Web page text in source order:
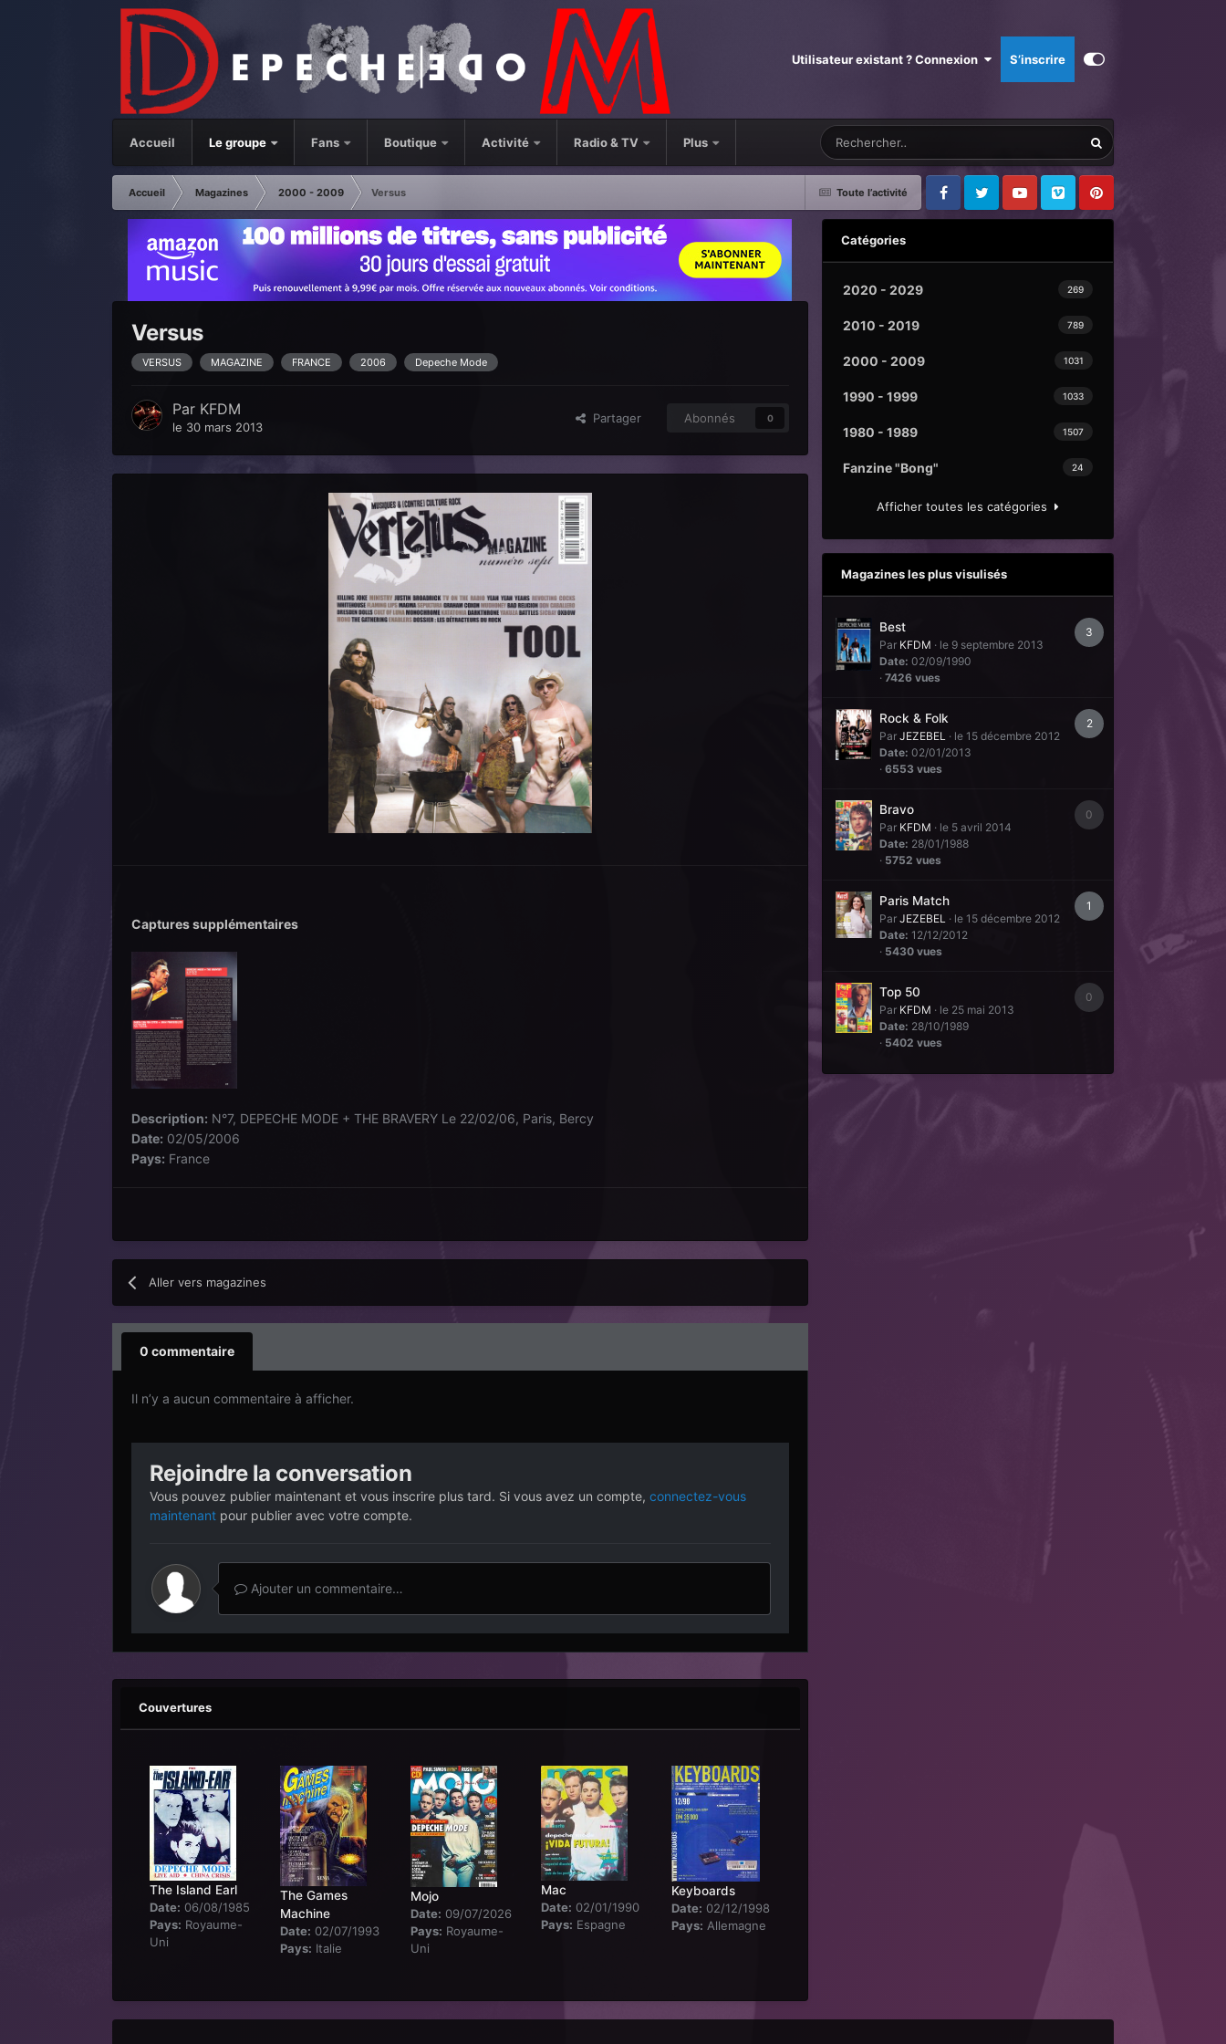
Utilisateur existant ? Connexion S’inscrire
Accueil Le groupe Fans Boutique Activité Radio & TV Plus
Toute l’activité
Accueil Magazines 2000 - 2009
Versus
FacebookTwitter Youtube Vimeo Pinterest
Versus
VERSUS MAGAZINE FRANCE 2006 Depeche Mode
Par KFDM
le 30 mars 2013
Partager Abonnés 0
Captures supplémentaires
Description: N°7, DEPECHE MODE + THE BRAVERY Le 22/02/06, Paris, Bercy
Date: 02/05/2006
Pays: France
Aller vers magazines
0 commentaire
Il n’y a aucun commentaire à afficher.
Rejoindre la conversation
Vous pouvez publier maintenant et vous inscrire plus tard. Si vous avez un compte, connectez-vous
maintenantpour publier avec votre compte.
Ajouter un commentaire…
Couvertures
The Island Earl
Date: 06/08/1985
Pays: Royaume-
Uni
The Games
Machine
Date: 02/07/1993
Pays: Italie
Mojo
Date: 09/07/2026
Pays: Royaume-
Uni
Mac
Date: 02/01/1990
Pays: Espagne
Keyboards
Date: 02/12/1998
Pays: Allemagne
Catégories
269
2020 - 2029
789
2010 - 2019
1031
2000 - 2009
1033
1990 - 1999
1507
1980 - 1989
24
Fanzine "Bong"
Afficher toutes les catégories
Magazines les plus visulisés
3
Best
Par KFDM · le 9 septembre 2013
Date: 02/09/1990
·7426 vues
2
Rock & Folk
ParJEZEBEL · le 15 décembre 2012
Date: 02/01/2013
·6553 vues
0
Bravo
Par KFDM · le 5 avril 2014
Date: 28/01/1988
· 5752 vues
1
Paris Match
ParJEZEBEL · le 15 décembre 2012
Date: 12/12/2012
· 5430 vues
0
Top 50
Par KFDM · le 25 mai 2013
Date: 28/10/1989
· 5402 vues